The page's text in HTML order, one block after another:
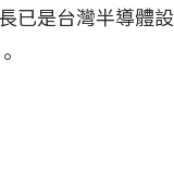
已是台灣半導體